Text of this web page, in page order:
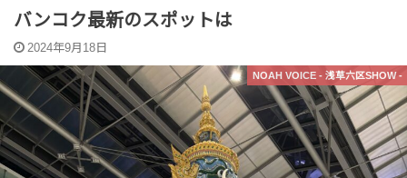
バンコク最新のスポットは
2024年9月18日
NOAH VOICE - 浅草六区SHOW -